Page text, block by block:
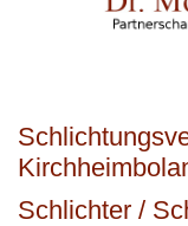
Schlichter /